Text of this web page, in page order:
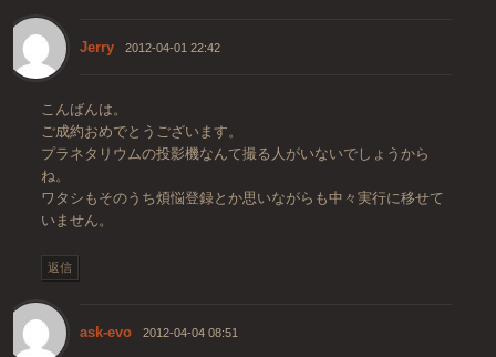
Jerry 2012-04-01 22:42
こんばんは。
ご成約おめでとうございます。
プラネタリウムの投影機なんて撮る人がいないでしょうから
ね。
ワタシもそのうち煩悩登録とか思いながらも中々実行に移せて
いません。
返信
ask-evo 2012-04-04 08:51